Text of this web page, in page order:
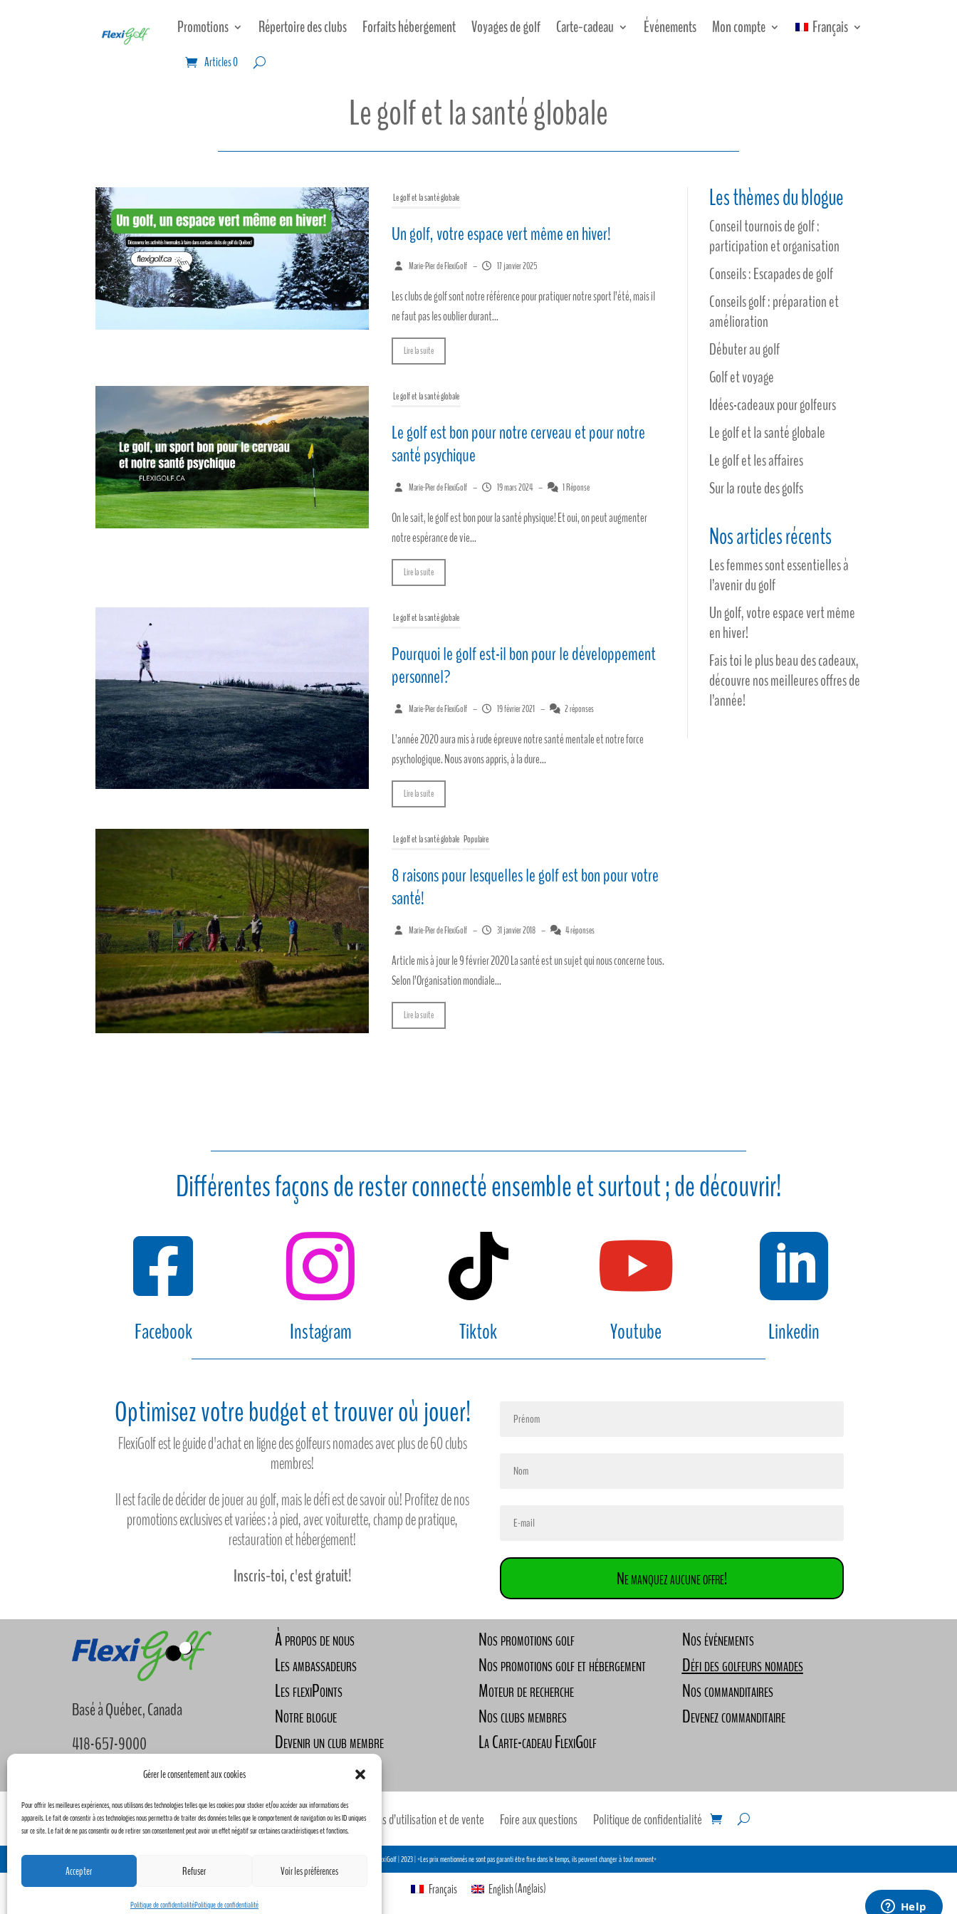
Gérer le consentement aux cookies
Pour offrir les meilleures expériences, nous utilisons des technologies telles que les cookies pour stocker et/ou accéder aux informations des
appareils. Le fait de consentir à ces technologies nous permettra de traiter des données telles que le comportement de navigation ou les ID uniques
sur ce site. Le fait de ne pas consentir ou de retirer son consentement peut avoir un effet négatif sur certaines caractéristiques et fonctions.
Accepter Refuser Voir les préférences
Politique de confidentialitéPolitique de confidentialité
Promotions Répertoire des clubs Forfaits hébergement Voyages de golf Carte-cadeau Événements Mon compte Français
Articles 0
Le golf et la santé globale
Le golf et la santé globale
Un golf, votre espace vert même en hiver!
Marie-Pier de FlexiGolf – 17 janvier 2025
Les clubs de golf sont notre référence pour pratiquer notre sport l’été, mais il
ne faut pas les oublier durant...
Lire la suite
Le golf et la santé globale
Le golf est bon pour notre cerveau et pour notre
santé psychique
Marie-Pier de FlexiGolf – 19 mars 2024 – 1 Réponse
On le sait, le golf est bon pour la santé physique! Et oui, on peut augmenter
notre espérance de vie...
Lire la suite
Le golf et la santé globale
Pourquoi le golf est-il bon pour le développement
personnel?
Marie-Pier de FlexiGolf – 19 février 2021 – 2 réponses
L’année 2020 aura mis à rude épreuve notre santé mentale et notre force
psychologique. Nous avons appris, à la dure...
Lire la suite
Le golf et la santé globale Populaire
8 raisons pour lesquelles le golf est bon pour votre
santé!
Marie-Pier de FlexiGolf – 31 janvier 2018 – 4 réponses
Article mis à jour le 9 février 2020 La santé est un sujet qui nous concerne tous.
Selon l’Organisation mondiale...
Lire la suite
Les thèmes du blogue
Conseil tournois de golf :
participation et organisation
Conseils : Escapades de golf
Conseils golf : préparation et
amélioration
Débuter au golf
Golf et voyage
Idées-cadeaux pour golfeurs
Le golf et la santé globale
Le golf et les affaires
Sur la route des golfs
Nos articles récents
Les femmes sont essentielles à
l’avenir du golf
Un golf, votre espace vert même
en hiver!
Fais toi le plus beau des cadeaux,
découvre nos meilleures offres de
l’année!
Différentes façons de rester connecté ensemble et surtout ; de découvrir!

Facebook

Instagram

Tiktok

Youtube

Linkedin
Optimisez votre budget et trouver où jouer!
FlexiGolf est le guide d'achat en ligne des golfeurs nomades avec plus de 60 clubs
membres!
Il est facile de décider de jouer au golf, mais le défi est de savoir où! Profitez de nos
promotions exclusives et variées : à pied, avec voiturette, champ de pratique,
restauration et hébergement!
Inscris-toi, c'est gratuit!
Ne manquez aucune offre!
Basé à Québec, Canada
418-657-9000
info@flexigolf.ca
À propos de nous
Les ambassadeurs
Les flexiPoints
Notre blogue
Devenir un club membre
Nos promotions golf
Nos promotions golf et hébergement
Moteur de recherche
Nos clubs membres
La Carte-cadeau FlexiGolf
Nos événements
Défi des golfeurs nomades
Nos commanditaires
Devenez commanditaire
Panier Détails du compte Conditions d’utilisation et de vente Foire aux questions Politique de confidentialité
Conception Humain Créatike & FlexiGolf | 2023 |*Les prix mentionnés ne sont pas garanti être fixe dans le temps, ils peuvent changer à tout moment*
Français English(Anglais)